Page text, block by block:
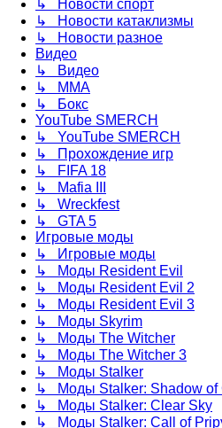
↳ Новости спорт
↳ Новости катаклизмы
↳ Новости разное
Видео
↳ Видео
↳ ММА
↳ Бокс
YouTube SMERCH
↳ YouTube SMERCH
↳ Прохождение игр
↳ FIFA 18
↳ Mafia III
↳ Wreckfest
↳ GTA 5
Игровые моды
↳ Игровые моды
↳ Моды Resident Evil
↳ Моды Resident Evil 2
↳ Моды Resident Evil 3
↳ Моды Skyrim
↳ Моды The Witcher
↳ Моды The Witcher 3
↳ Моды Stalker
↳ Моды Stalker: Shadow of
↳ Моды Stalker: Clear Sky
↳ Моды Stalker: Call of